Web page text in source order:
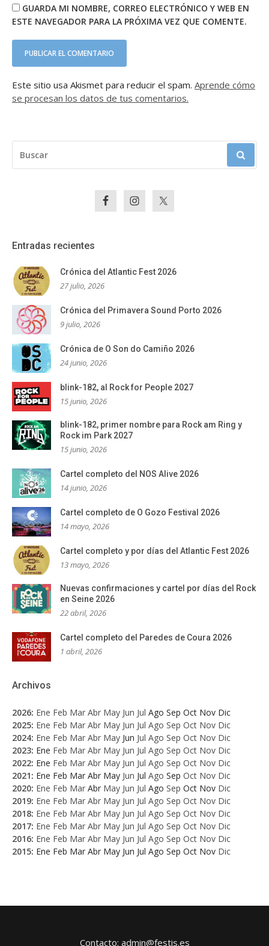
GUARDA MI NOMBRE, CORREO ELECTRÓNICO Y WEB EN
ESTE NAVEGADOR PARA LA PRÓXIMA VEZ QUE COMENTE.
Este sitio usa Akismet para reducir el spam. Aprende cómo
se procesan los datos de tus comentarios.
Entradas recientes
Crónica del Atlantic Fest 2026
27 julio, 2026
Crónica del Primavera Sound Porto 2026
9 julio, 2026
Crónica de O Son do Camiño 2026
24 junio, 2026
blink-182, al Rock for People 2027
15 junio, 2026
blink-182, primer nombre para Rock am Ring y
Rock im Park 2027
15 junio, 2026
Cartel completo del NOS Alive 2026
14 junio, 2026
Cartel completo de O Gozo Festival 2026
14 mayo, 2026
Cartel completo y por días del Atlantic Fest 2026
13 mayo, 2026
Nuevas confirmaciones y cartel por días del Rock
en Seine 2026
22 abril, 2026
Cartel completo del Paredes de Coura 2026
1 abril, 2026
Archivos
2026: Ene Feb Mar Abr May Jun Jul Ago Sep Oct Nov Dic
2025: Ene Feb Mar Abr May Jun Jul Ago Sep Oct Nov Dic
2024: Ene Feb Mar Abr May Jun Jul Ago Sep Oct Nov Dic
2023: Ene Feb Mar Abr May Jun Jul Ago Sep Oct Nov Dic
2022: Ene Feb Mar Abr May Jun Jul Ago Sep Oct Nov Dic
2021: Ene Feb Mar Abr May Jun Jul Ago Sep Oct Nov Dic
2020: Ene Feb Mar Abr May Jun Jul Ago Sep Oct Nov Dic
2019: Ene Feb Mar Abr May Jun Jul Ago Sep Oct Nov Dic
2018: Ene Feb Mar Abr May Jun Jul Ago Sep Oct Nov Dic
2017: Ene Feb Mar Abr May Jun Jul Ago Sep Oct Nov Dic
2016: Ene Feb Mar Abr May Jun Jul Ago Sep Oct Nov Dic
2015: Ene Feb Mar Abr May Jun Jul Ago Sep Oct Nov Dic
Contacto: admin@festis.es